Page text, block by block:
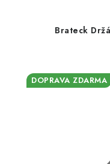
Brateck
DOPRAVA ZDARMA